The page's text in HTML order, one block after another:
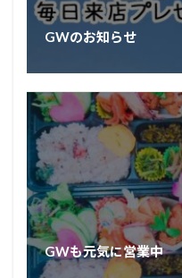
GWのお知らせ
GWも元気に営業中